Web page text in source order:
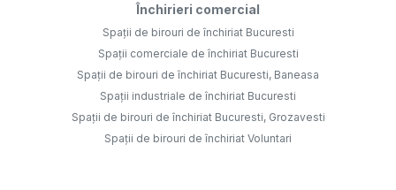
Închirieri comercial
Spații de birouri de închiriat Bucuresti
Spații comerciale de închiriat Bucuresti
Spații de birouri de închiriat Bucuresti, Baneasa
Spații industriale de închiriat Bucuresti
Spații de birouri de închiriat Bucuresti, Grozavesti
Spații de birouri de închiriat Voluntari